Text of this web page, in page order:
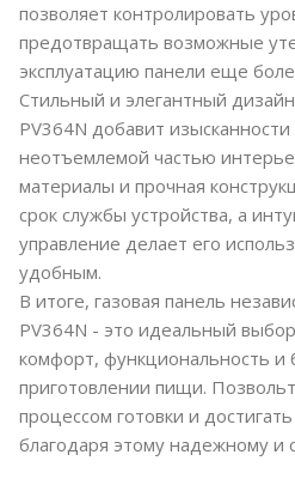
позволяет контролировать
предотвращать возможные
эксплуатацию панели еще
Стильный и элегантный
PV364N добавит
неотъемлемой частью
материалы и прочная
срок службы устройства, а
управление делает его
удобным.
В итоге, газовая панель
PV364N - это идеальный
комфорт, функциональность и
приготовлении пищи.
процессом готовки и
благодаря этому надежному и